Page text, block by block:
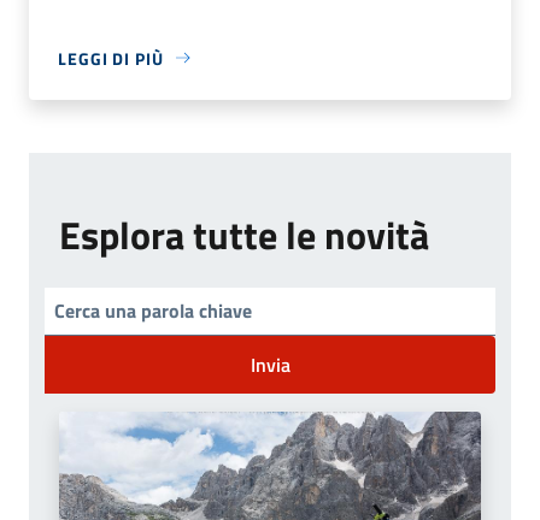
LEGGI DI PIÙ
Esplora tutte le novità
Invia